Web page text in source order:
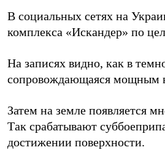
В социальных сетях на
комплекса «Искандер» по
На записях видно, как в
сопровождающаяся мощным
Затем на земле появляется
Так срабатывают
достижении поверхности.